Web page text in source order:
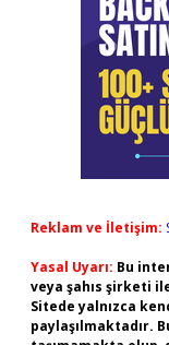
Reklam ve İletişim:
Yasal Uyarı: Bu
veya şahıs şirketi
Sitede yalnızca
paylaşılmaktadır.